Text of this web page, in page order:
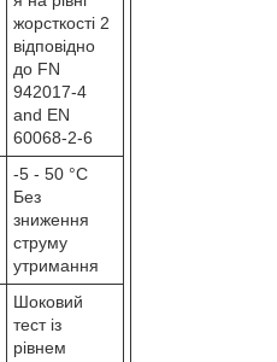
жорсткості 2
відповідно
до FN
942017-4
and EN
60068-2-6
-5 - 50 °C
Без
зниження
струму
утримання
Шоковий
тест із
рівнем